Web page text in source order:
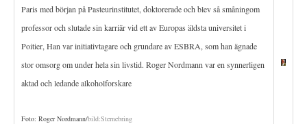
Paris med början på Pasteurinstitutet, doktorerade och blev så småningom
professor och slutade sin karriär vid ett av Europas äldsta universitet i
Poitier, Han var initiativtagare och grundare av ESBRA, som han ägnade
stor omsorg om under hela sin livstid. Roger Nordmann var en synnerligen
aktad och ledande alkoholforskare
Foto: Roger Nordmann/bild:Sternebring